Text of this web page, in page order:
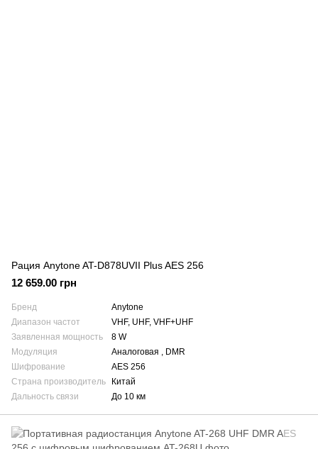
Рация Anytone AT-D878UVII Plus AES 256
12 659.00 грн
Бренд
Anytone
Диапазон частот
VHF, UHF, VHF+UHF
Заявленная мощность
8 W
Модуляция
Аналоговая , DMR
Шифрование
AES 256
Страна производитель
Китай
Дальность связи
До 10 км